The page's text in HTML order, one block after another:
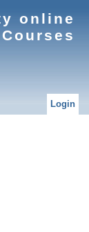
online
Login